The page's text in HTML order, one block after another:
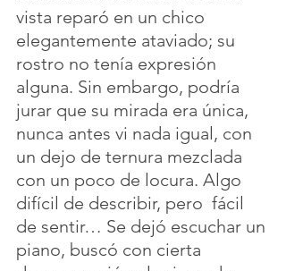
vista reparó en un chico
elegantemente ataviado; su
rostro no tenía expresión
alguna. Sin embargo, podría
jurar que su mirada era única,
nunca antes vi nada igual, con
un dejo de ternura mezclada
con un poco de locura. Algo
difícil de describir, pero  fácil
de sentir… Se dejó escuchar un
piano, buscó con cierta